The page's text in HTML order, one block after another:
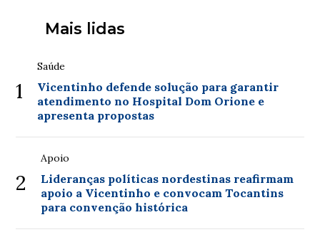
Mais lidas
1
Saúde
Vicentinho defende solução para garantir
atendimento no Hospital Dom Orione e
apresenta propostas
2
Apoio
Lideranças políticas nordestinas reafirmam
apoio a Vicentinho e convocam Tocantins
para convenção histórica